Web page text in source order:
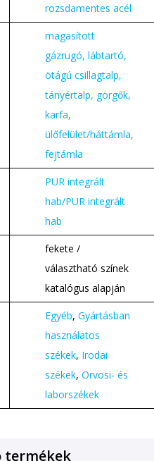
rozsdamentes acél
magasított
gázrugó, lábtartó,
ötágú csillagtalp,
tányértalp, görgők,
karfa,
ülőfelület/háttámla,
fejtámla
PUR integrált
hab/PUR integrált
hab
fekete /
választható színek
katalógus alapján
Egyéb, Gyártásban
használatos
székek, Irodai
székek, Orvosi- és
laborszékek
termékek